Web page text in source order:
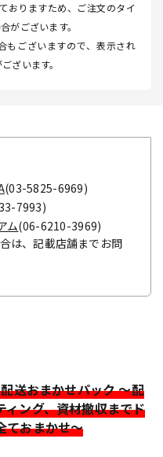
おりますため、ご注文のタイ
がございます。
もございますので、表示され
ざいます。
(03-5825-6969)
7993)
ム(06-6210-3969)
は、記載店舗までお問
送おまかせパック ～配
ィング、資材撤収までド
ておまかせ～